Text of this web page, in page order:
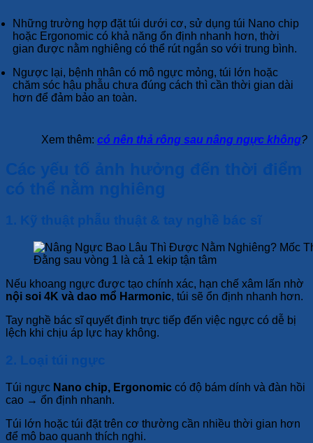
Những trường hợp đặt túi dưới cơ, sử dụng túi Nano chip
hoặc Ergonomic có khả năng ổn định nhanh hơn, thời
gian được nằm nghiêng có thể rút ngắn so với trung bình.
Ngược lại, bệnh nhân có mô ngực mỏng, túi lớn hoặc
chăm sóc hậu phẫu chưa đúng cách thì cần thời gian dài
hơn để đảm bảo an toàn.
Xem thêm: có nên thả rông sau nâng ngực không?
Các yếu tố ảnh hưởng đến thời điểm
có thể nằm nghiêng
1. Kỹ thuật phẫu thuật & tay nghề bác sĩ
Đằng sau vòng 1 là cả 1 ekip tận tâm
Nếu khoang ngực được tạo chính xác, hạn chế xâm lấn nhờ
nội soi 4K và dao mổ Harmonic, túi sẽ ổn định nhanh hơn.
Tay nghề bác sĩ quyết định trực tiếp đến việc ngực có dễ bị
lệch khi chịu áp lực hay không.
2. Loại túi ngực
Túi ngực Nano chip, Ergonomic có độ bám dính và đàn hồi
cao → ổn định nhanh.
Túi lớn hoặc túi đặt trên cơ thường cần nhiều thời gian hơn
để mô bao quanh thích nghi.